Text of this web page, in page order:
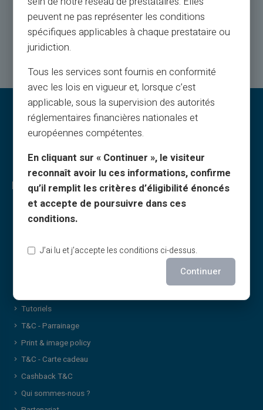
Contactez-nous
Legal & Terms
CGV
Mentions légales
Politique d’utilisation
Tutoriels
T&C - Parrainage
Print & image policy
T&C - Carte cadeau
Cashback T&C
Qui sommes-nous ?
peuvent ne pas représenter les conditions
spécifiques applicables à chaque prestataire ou
juridiction.
Tous les services sont fournis en conformité
avec les lois en vigueur et, lorsque c’est
applicable, sous la supervision des autorités
réglementaires financières nationales et
européennes compétentes.
En cliquant sur « Continuer », le visiteur
reconnaît avoir lu ces informations, confirme
qu’il remplit les critères d’éligibilité énoncés
et accepte de poursuivre dans ces
conditions.
J’ai lu et j’accepte les conditions ci-dessus.
Continuer